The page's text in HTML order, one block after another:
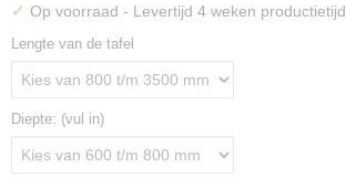
✓ Op voorraad - Levertijd 4 weken productietijd
Lengte van de tafel
Diepte: (vul in)